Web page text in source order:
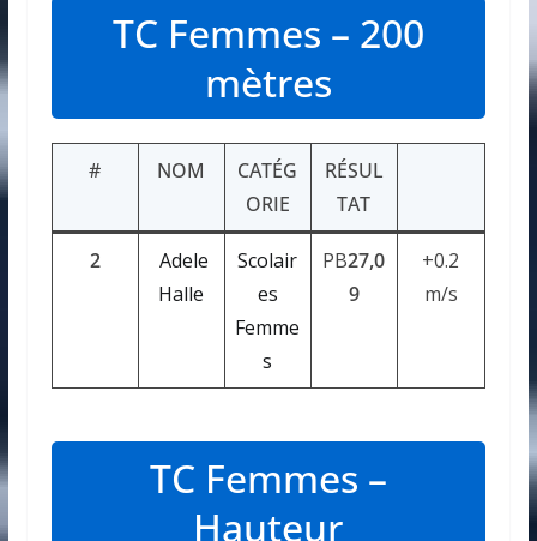
TC Femmes – 200
mètres
# NOM
CATÉG
ORIE
RÉSUL
TAT
2
Adele
Halle
Scolair
es
Femme
s
PB27,0
9
+0.2
m/s
TC Femmes –
Hauteur